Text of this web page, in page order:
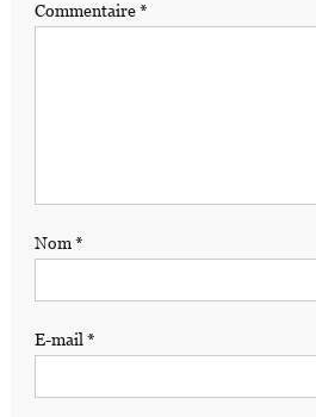
Commentaire*
Nom*
E-mail*